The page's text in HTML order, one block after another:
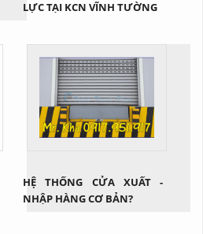
LỰC TẠI KCN VĨNH TƯỜNG
HỆ THỐNG CỬA XUẤT -
NHẬP HÀNG CƠ BẢN?